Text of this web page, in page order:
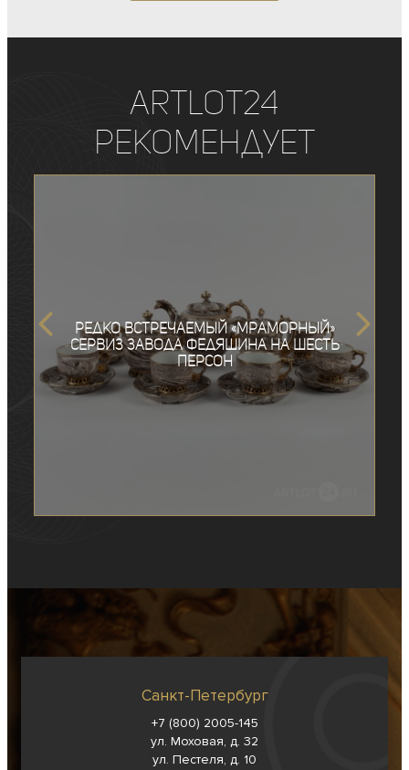
ArtLot24
рекомендует
Редко встречаемый «Мраморный»
сервиз завода Федяшина на шесть
персон
Санкт-Петербург
+7 (800) 2005-145
ул. Моховая, д. 32
ул. Пестеля, д. 10